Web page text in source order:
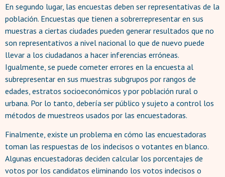
En segundo lugar, las encuestas deben ser representativas de la
población. Encuestas que tienen a sobrerrepresentar en sus
muestras a ciertas ciudades pueden generar resultados que no
son representativos a nivel nacional lo que de nuevo puede
llevar a los ciudadanos a hacer inferencias erróneas.
Igualmente, se puede cometer errores en la encuesta al
subrepresentar en sus muestras subgrupos por rangos de
edades, estratos socioeconómicos y por población rural o
urbana. Por lo tanto, debería ser público y sujeto a control los
métodos de muestreos usados por las encuestadoras.
Finalmente, existe un problema en cómo las encuestadoras
toman las respuestas de los indecisos o votantes en blanco.
Algunas encuestadoras deciden calcular los porcentajes de
votos por los candidatos eliminando los votos indecisos o